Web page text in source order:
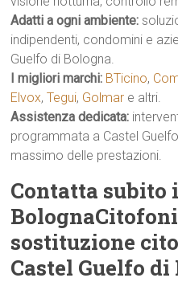
Adatti a ogni ambiente:
indipendenti, condomini e
Guelfo di Bologna.
I migliori marchi: BTicino,
Elvox,Tegui, Golmar e altri.
Assistenza dedicata:
programmata a Castel
massimo delle prestazioni.
Contatta subito
sostituzione
Castel Guelfo di